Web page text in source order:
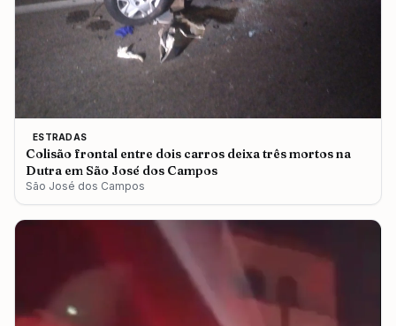
ESTRADAS
Colisão frontal entre dois carros deixa três mortos na
Dutra em São José dos Campos
São José dos Campos